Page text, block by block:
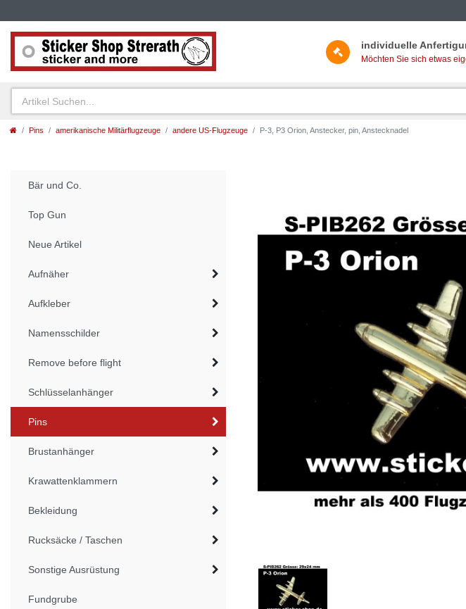
individuelle
Möchten Sie sich etwas
Pins amerikanische Militärflugzeuge andere US-Flugzeuge P-3, P3 Orion, Anstecker, pin, Anstecknadel
Bär und Co.
Top Gun
Neue Artikel
Aufnäher
Aufkleber
Namensschilder
Remove before flight
Schlüsselanhänger
Pins
Brustanhänger
Krawattenklammern
Bekleidung
Rucksäcke / Taschen
Sonstige Ausrüstung
Fundgrube